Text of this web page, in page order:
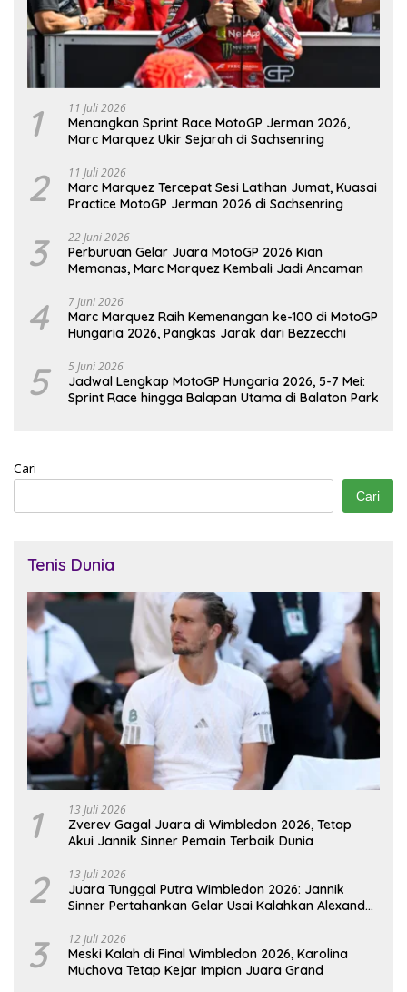
1 11 Juli 2026
Menangkan Sprint Race MotoGP Jerman 2026,
Marc Marquez Ukir Sejarah di Sachsenring
2 11 Juli 2026
Marc Marquez Tercepat Sesi Latihan Jumat, Kuasai
Practice MotoGP Jerman 2026 di Sachsenring
3 22 Juni 2026
Perburuan Gelar Juara MotoGP 2026 Kian
Memanas, Marc Marquez Kembali Jadi Ancaman
4 7 Juni 2026
Marc Marquez Raih Kemenangan ke-100 di MotoGP
Hungaria 2026, Pangkas Jarak dari Bezzecchi
5 5 Juni 2026
Jadwal Lengkap MotoGP Hungaria 2026, 5-7 Mei:
Sprint Race hingga Balapan Utama di Balaton Park
Cari
Cari
Tenis Dunia
1 13 Juli 2026
Zverev Gagal Juara di Wimbledon 2026, Tetap
Akui Jannik Sinner Pemain Terbaik Dunia
2 13 Juli 2026
Juara Tunggal Putra Wimbledon 2026: Jannik
Sinner Pertahankan Gelar Usai Kalahkan Alexander
3 12 Juli 2026
Meski Kalah di Final Wimbledon 2026, Karolina
Muchova Tetap Kejar Impian Juara Grand